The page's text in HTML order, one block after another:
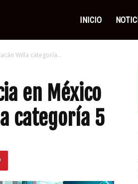
INICIO
Willa categoría...
en México
categoría 5